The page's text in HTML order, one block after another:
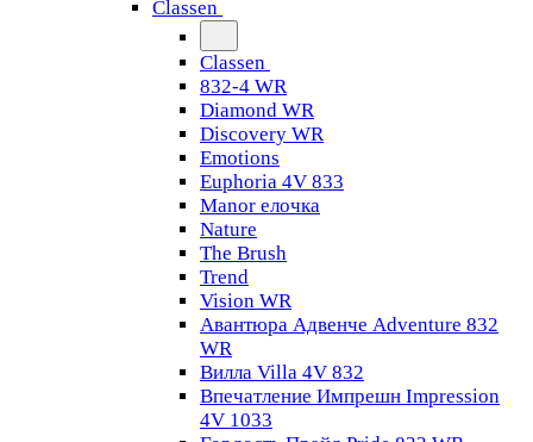
Classen
Classen
832-4 WR
Diamond WR
Discovery WR
Emotions
Euphoria 4V 833
Manor елочка
Nature
The Brush
Trend
Vision WR
Авантюра Адвенче Adventure 832
WR
Вилла Villa 4V 832
Впечатление Импрешн Impression
4V 1033